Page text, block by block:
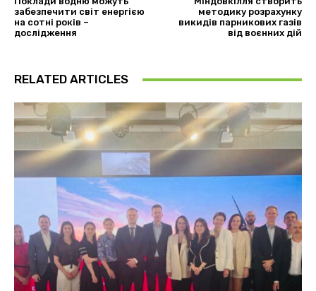
забезпечити світ енергією
на сотні років –
дослідження
методику розрахунку
викидів парникових газів
від воєнних дій
RELATED ARTICLES